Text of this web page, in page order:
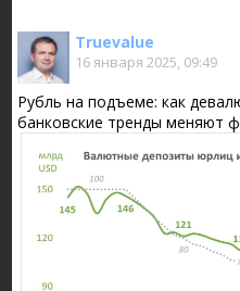
Truevalue
16 января 2025, 09:49
Рубль на подъеме: как
банковские тренды меняют